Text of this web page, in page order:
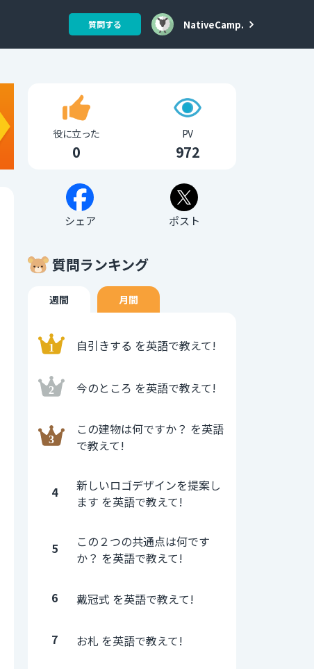
質問する NativeCamp.
役に立った
0
PV
972
シェア ポスト
質問ランキング
週間 月間
自引きする を英語で教えて!
今のところ を英語で教えて!
この建物は何ですか？ を英語
で教えて!
4
新しいロゴデザインを提案し
ます を英語で教えて!
5
この２つの共通点は何です
か？ を英語で教えて!
6 戴冠式 を英語で教えて!
7 お札 を英語で教えて!